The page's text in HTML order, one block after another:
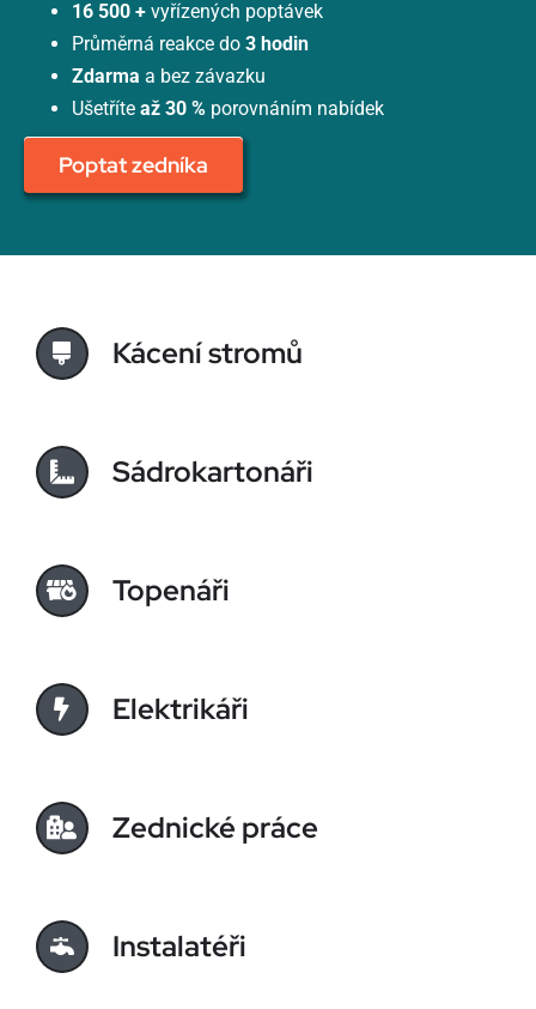
16 500 + vyřízených poptávek
Průměrná reakce do 3 hodin
Zdarma a bez závazku
Ušetříte až 30 %porovnáním nabídek
Poptat zedníka
Kácení stromů
Sádrokartonáři
Topenáři
Elektrikáři
Zednické práce
Instalatéři